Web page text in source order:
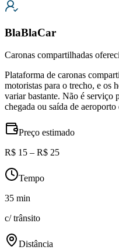
BlaBlaCar
Caronas compartilhadas
Plataforma de caronas
motoristas para o trecho, e os
variar bastante. Não é
chegada ou saída de
Preço estimado
R$ 15 – R$ 25
Tempo
35 min
c/ trânsito
Distância